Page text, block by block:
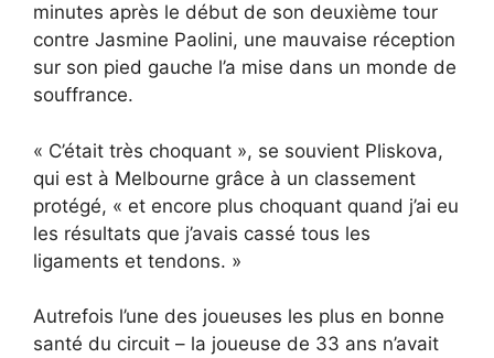
minutes après le début de son deuxième tour
contre Jasmine Paolini, une mauvaise réception
sur son pied gauche l’a mise dans un monde de
souffrance.
« C’était très choquant », se souvient Pliskova,
qui est à Melbourne grâce à un classement
protégé, « et encore plus choquant quand j’ai eu
les résultats que j’avais cassé tous les
ligaments et tendons. »
Autrefois l’une des joueuses les plus en bonne
santé du circuit – la joueuse de 33 ans n’avait